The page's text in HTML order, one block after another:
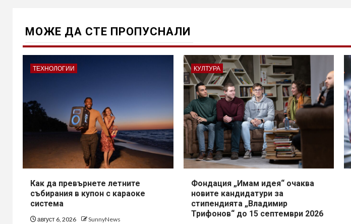
МОЖE ДА СТЕ ПРОПУСНАЛИ
ТЕХНОЛОГИИ
Как да превърнете летните
събирания в купон с караоке
система
август 6, 2026 SunnyNews
КУЛТУРА
Фондация „Имам идея“ очаква
новите кандидатури за
стипендията „Владимир
Трифонов“ до 15 септември 2026